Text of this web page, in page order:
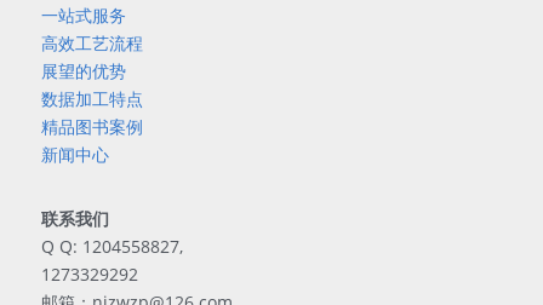
一站式服务
高效工艺流程
展望的优势
数据加工特点
精品图书案例
新闻中心
联系我们
Q Q: 1204558827,
1273329292